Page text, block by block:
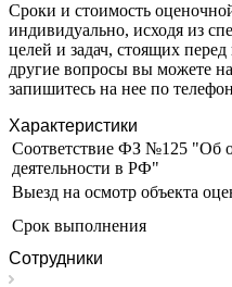
Сроки и стоимость
индивидуально, исходя из
целей и задач, стоящих
другие вопросы вы можете
запишитесь на нее по
Характеристики
Соответствие ФЗ №125 "Об
деятельности в РФ"
Выезд на осмотр объекта
Срок выполнения
Сотрудники
Зея
Златоуст
Иваново
Ивантеевка
Ижевск
Изобильный
Ипатово
Ирбит
Иркутск
Искитим
Истра